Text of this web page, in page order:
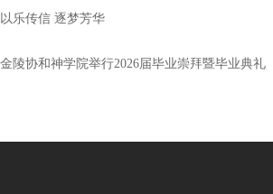
以乐传信 逐梦芳华
金陵协和神学院举行2026届毕业崇拜暨毕业典礼